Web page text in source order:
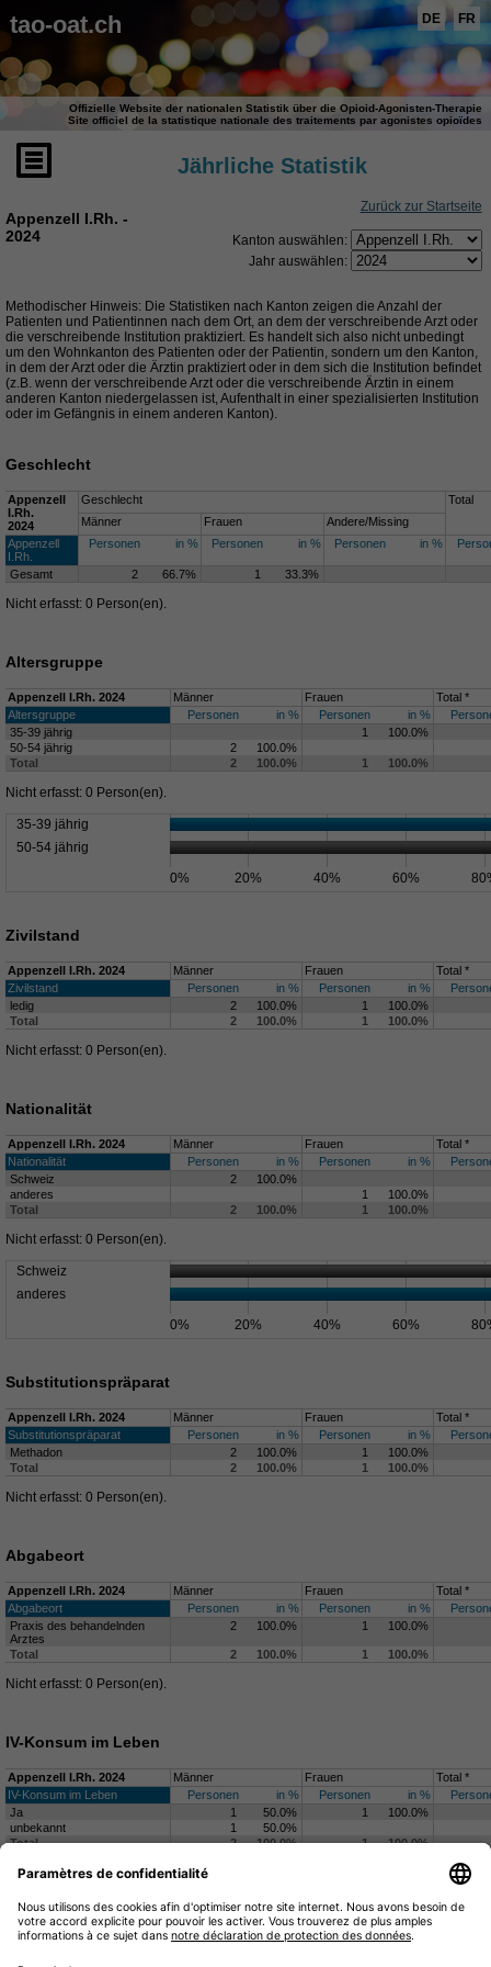
tao-oat.ch
Offizielle Website der nationalen Statistik über die Opioid-Agonisten-Therapie
Site officiel de la statistique nationale des traitements par agonistes opioïdes
DE FR
Jährliche Statistik
Zurück zur Startseite
Kanton auswählen:
Jahr auswählen:
Appenzell I.Rh. -
2024
Methodischer Hinweis: Die Statistiken nach Kanton zeigen die Anzahl der
Patienten und Patientinnen nach dem Ort, an dem der verschreibende Arzt oder
die verschreibende Institution praktiziert. Es handelt sich also nicht unbedingt
um den Wohnkanton des Patienten oder der Patientin, sondern um den Kanton,
in dem der Arzt oder die Ärztin praktiziert oder in dem sich die Institution befindet
(z.B. wenn der verschreibende Arzt oder die verschreibende Ärztin in einem
anderen Kanton niedergelassen ist, Aufenthalt in einer spezialisierten Institution
oder im Gefängnis in einem anderen Kanton).
Geschlecht
Appenzell
I.Rh.
2024
Geschlecht
Total
Männer
Frauen
Andere/Missing
Appenzell
I.Rh.
Personen in % Personen in % Personen in %
Gesamt 2 66.7% 1 33.3%
Nicht erfasst: 0 Person(en).
Altersgruppe
Appenzell I.Rh. 2024 Männer Frauen
Total *
Altersgruppe
Personen in % Personen in %
35-39 jährig
1
100.0%
50-54 jährig
2
100.0%
Total
2 100.0% 1 100.0%
Nicht erfasst: 0 Person(en).
35-39 jährig
50-54 jährig
0%
20% 40% 60%
Zivilstand
Appenzell I.Rh. 2024 Männer Frauen
Total *
Zivilstand
Personen in % Personen in %
ledig
2 100.0% 1
100.0%
Total
2 100.0% 1 100.0%
Nicht erfasst: 0 Person(en).
Nationalität
Appenzell I.Rh. 2024 Männer Frauen
Total *
Nationalität
Personen in % Personen in %
Schweiz
2
100.0%
anderes
1
100.0%
Total
2 100.0% 1 100.0%
Nicht erfasst: 0 Person(en).
Schweiz
anderes
0%
20% 40% 60%
Substitutionspräparat
Appenzell I.Rh. 2024 Männer Frauen
Total *
Substitutionspräparat
Personen in % Personen in %
Methadon
2 100.0% 1
100.0%
Total
2 100.0% 1 100.0%
Nicht erfasst: 0 Person(en).
Abgabeort
Appenzell I.Rh. 2024 Männer Frauen
Total *
Abgabeort
Personen in % Personen in %
Praxis des behandelnden
Arztes
2 100.0% 1 100.0%
Total 2 100.0% 1 100.0%
Nicht erfasst: 0 Person(en).
IV-Konsum im Leben
Appenzell I.Rh. 2024 Männer Frauen
Total *
IV-Konsum im Leben
Personen in % Personen in %
Ja
1 50.0% 1
100.0%
unbekannt
1
50.0%
Total
2 100.0% 1 100.0%
Nicht erfasst: 0 Person(en).
Ja
unbekannt